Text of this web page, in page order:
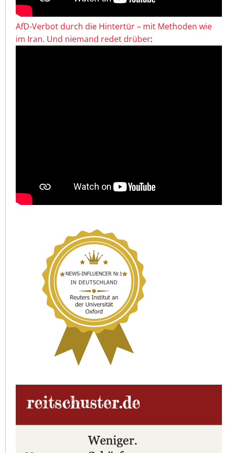
AfD-Verbot durch die Hintertür – mit Methoden wie
im Iran. Und niemand redet drüber: